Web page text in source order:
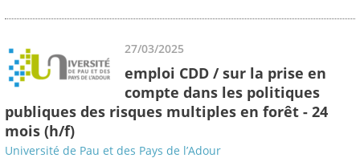
27/03/2025
emploi CDD / sur la prise en
compte dans les politiques
publiques des risques multiples en forêt - 24
mois (h/f)
Université de Pau et des Pays de l’Adour